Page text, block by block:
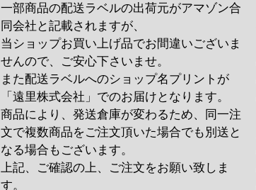
一部商品の配送ラベルの出荷元がアマゾン合
同会社と記載されますが、
当ショップお買い上げ品でお間違いございま
せんので、ご安心下さいませ。
また配送ラベルへのショップ名プリントが
「遠里株式会社」でのお届けとなります。
商品により、発送倉庫が変わるため、同一注
文で複数商品をご注文頂いた場合でも別送と
なる場合もございます。
上記、ご確認の上、ご注文をお願い致しま
す。